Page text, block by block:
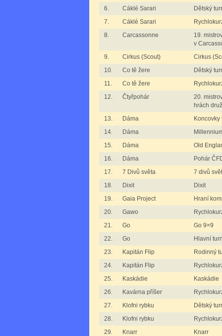
6.
Cáklé Sarari
Dětský
7.
Cáklé Sarari
8.
Carcassonne
19.
v
9.
Cirkus (Scout)
Cirkus
10.
Co tě žere
Dětský
11.
Co tě žere
12.
Čtyřpohár
20.
hrách
13.
Dáma
Koncovky
14.
Dáma
15.
Dáma
Old
16.
Dáma
Pohár
17.
7 Divů světa
7 divů
18.
Dixit
Dixit
19.
Gaia Project
Hraní
20.
Gawo
21.
Go
Go 9×9
22.
Go
Hlavní
23.
Kapitán Flip
Rodinný
24.
Kapitán Flip
25.
Kaskádie
Kaskádie
26.
Kavárna příšer
27.
Klofni rybku
Dětský
28.
Klofni rybku
29.
Knarr
Knarr